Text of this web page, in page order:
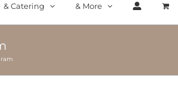
& Catering & More